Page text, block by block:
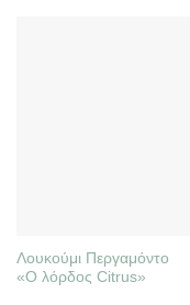
Λουκούμι Περγαμόντο
«Ο λόρδος Citrus»